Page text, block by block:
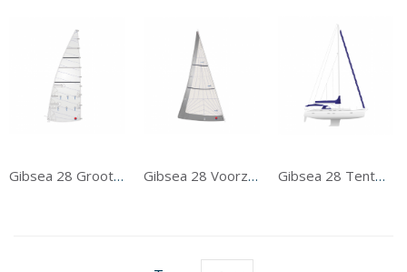
Gibsea 28 Grootzeil Gibsea 28 Voorzeil Gibsea 28 Tentwerk